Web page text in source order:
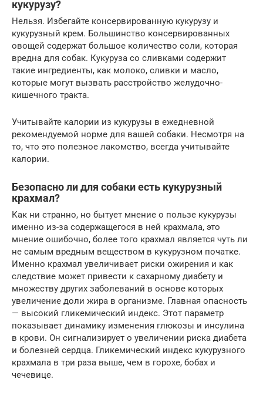
кукурузу?
Нельзя. Избегайте консервированную кукурузу и
кукурузный крем. Большинство консервированных
овощей содержат большое количество соли, которая
вредна для собак. Кукуруза со сливками содержит
такие ингредиенты, как молоко, сливки и масло,
которые могут вызвать расстройство желудочно-
кишечного тракта.
Учитывайте калории из кукурузы в ежедневной
рекомендуемой норме для вашей собаки. Несмотря на
то, что это полезное лакомство, всегда учитывайте
калории.
Безопасно ли для собаки есть кукурузный
крахмал?
Как ни странно, но бытует мнение о пользе кукурузы
именно из-за содержащегося в ней крахмала, это
мнение ошибочно, более того крахмал является чуть ли
не самым вредным веществом в кукурузном початке.
Именно крахмал увеличивает риски ожирения и как
следствие может привести к сахарному диабету и
множеству других заболеваний в основе которых
увеличение доли жира в организме. Главная опасность
— высокий гликемический индекс. Этот параметр
показывает динамику изменения глюкозы и инсулина
в крови. Он сигнализирует о увеличении риска диабета
и болезней сердца. Гликемический индекс кукурузного
крахмала в три раза выше, чем в горохе, бобах и
чечевице.